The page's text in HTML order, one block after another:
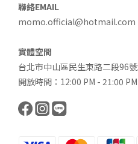
聯絡EMAIL
momo.official@hotmail.com
實體空間
台北市中山區民生東路二段96號
開放時間：12:00 PM - 21:00 PM